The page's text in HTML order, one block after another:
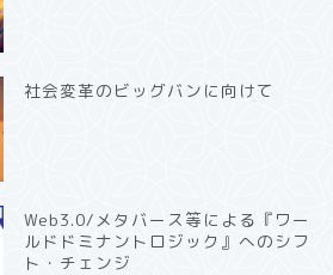
社会変革のビッグバンに向けて
Web3.0/メタバース等による『ワー
ルドドミナントロジック』へのシフ
ト・チェンジ